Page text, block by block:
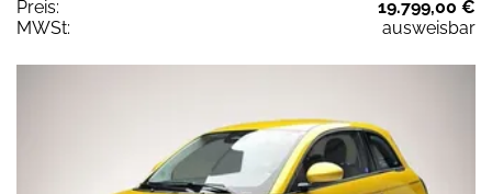
Preis:
19.799,00 €
MWSt:
ausweisbar